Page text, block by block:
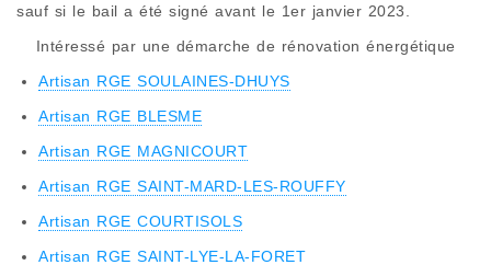
sauf si le bail a été signé avant le 1er janvier 2023.
Intéressé par une démarche de rénovation énergétique
Artisan RGE SOULAINES-DHUYS
Artisan RGE BLESME
Artisan RGE MAGNICOURT
Artisan RGE SAINT-MARD-LES-ROUFFY
Artisan RGE COURTISOLS
Artisan RGE SAINT-LYE-LA-FORET